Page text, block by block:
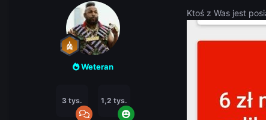
Weteran
3 tys. 1,2 tys.
Ktoś z Was jest